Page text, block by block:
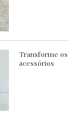
Transforme
acessórios